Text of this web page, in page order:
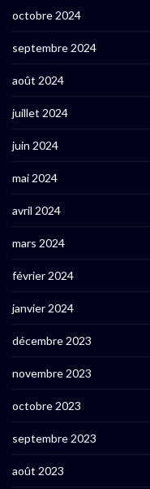
octobre 2024
septembre 2024
août 2024
juillet 2024
juin 2024
mai 2024
avril 2024
mars 2024
février 2024
janvier 2024
décembre 2023
novembre 2023
octobre 2023
septembre 2023
août 2023